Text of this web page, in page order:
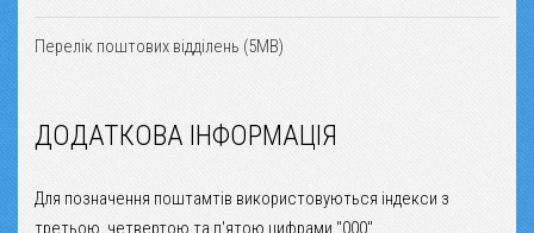
Перелік поштових відділень (5MB)
ДОДАТКОВА ІНФОРМАЦІЯ
Для позначення поштамтів використовуються індекси з
третьою, четвертою та п'ятою цифрами "000".